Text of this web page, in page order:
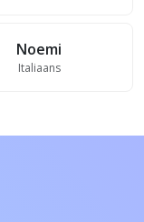
Noemi
Italiaans